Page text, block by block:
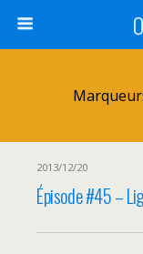
2013/12/20
Épisode #45 –